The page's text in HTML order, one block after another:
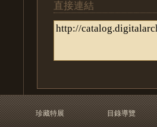
直接連結
珍藏特展
目錄導覽